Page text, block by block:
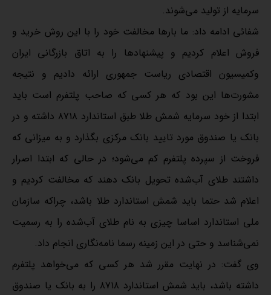
سرمایه از تولید می‌شوند.
شفائی ادامه داد: ما بارها مخالفت خود را با این روش خرید و
فروش اعلام کردیم و پیشنهادها را به اتاق بازرگانی ایران
وکمیسیون اقتصادی ریاست جمهوری ارائه دادیم و نتیجه
مشورت‌ها این بود که هر کسی که صاحب پلتفرم است باید
ابتدا از خود سرمایه شمش طلا طبق استاندارد ۸۷۱۸ داشته و در
بانک یا صندوق مورد تایید بانک مرکزی بگذارد و به میزانی که
فروخت از سپرده پلتفرم کم می‌شود؛ در حالی که ابتدا اصرار
داشتند طلای آب‌شده تحویل بانک دهند که مخالفت کردیم و
اعلام شد حتما باید شمش استاندارد طلا باشد، چراکه سازمان
ملی استاندارد اساسا چیزی به نام طلای آب‌شده را به رسمیت
نمی‌شناسد و حتی در این زمینه رسما نامه‌نگاری انجام داد.
وی گفت: در نهایت مقرر شد هر کسی که می‌خواهد پلتفرم
داشته باشد، باید شمش استاندارد ۸۷۱۸ را به بانک یا صندوق